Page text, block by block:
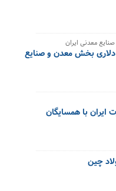
معدنی ایران
میلیارد دلاری بخش معدن و صنایع
چین